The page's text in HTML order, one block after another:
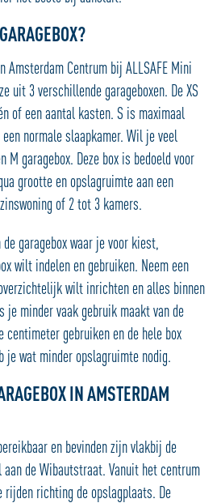
Amsterdam Centrum bij ALLSAFE Mini
uit 3 verschillende garageboxen. De XS
of een aantal kasten. S is maximaal
normale slaapkamer. Wil je veel
M garagebox. Deze box is bedoeld voor
grootte en opslagruimte aan een
of 2 tot 3 kamers.
garagebox waar je voor kiest,
wilt indelen en gebruiken. Neem een
wilt inrichten en alles binnen
je minder vaak gebruik maakt van de
gebruiken en de hele box
je wat minder opslagruimte nodig.
IN AMSTERDAM
en bevinden zijn vlakbij de
de Wibautstraat. Vanuit het centrum
richting de opslagplaats. De